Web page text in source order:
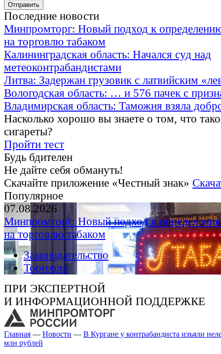
Последние новости
Минпромторг: Новый подход к
на торговлю табаком
Калининградская область: Начался суд над
метеоконтрабандистами
Литва: Задержан грузовик с латвийским
Вологодская область: … и 576 пачек с
Владимирская область: Таможня взяла
Насколько хорошо вы знаете о том, что
сигареты?
Пройти тест
Будь бдителен
Не дайте себя обмануть!
Скачайте приложение «Честный знак»
Популярное
07.08.2026
Минпромторг: Новый подход к
на торговлю табаком
Законодательство
Торговля
ПРИ ЭКСПЕРТНОЙ
И ИНФОРМАЦИОННОЙ ПОДДЕРЖКЕ
Главная — Новости — В Кургане у контрабандиста изъяли
млн рублей